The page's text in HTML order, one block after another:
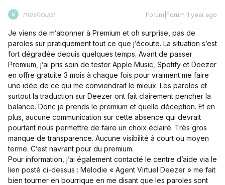
M mashoupi Forum|Forum|1 year ago
Je viens de m’abonner à Premium et oh surprise, pas de
paroles sur pratiquement tout ce que j’écoute. La situation s’est
fort dégradée depuis quelques temps. Avant de passer
Premium, j’ai pris soin de tester Apple Music, Spotify et Deezer
en offre gratuite 3 mois à chaque fois pour vraiment me faire
une idée de ce qui me conviendrait le mieux. Les paroles et
surtout la traduction sur Deezer ont fait clairement pencher la
balance. Donc je prends le premium et quelle déception. Et en
plus, aucune communication sur cette absence qui devrait
pourtant nous permettre de faire un choix éclairé. Très gros
manque de transparence. Aucune visibilité à court ou moyen
terme. C’est navrant pour du premium.
Pour information, j’ai également contacté le centre d’aide via le
lien posté ci-dessus : Melodie « Agent Virtuel Deezer » me fait
bien tourner en bourrique en me disant que les paroles sont